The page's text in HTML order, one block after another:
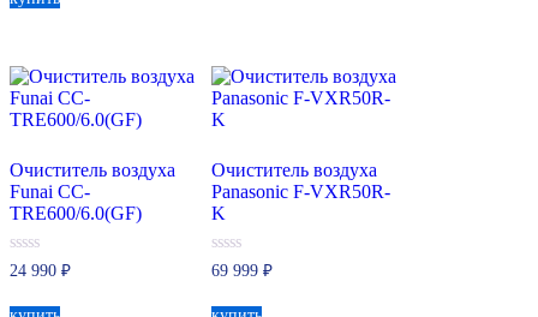
Очиститель воздуха
Funai CC-
TRE600/6.0(GF)
0
из
24 990 ₽
Очиститель воздуха
Panasonic F-VXR50R-
K
0
из
69 999₽